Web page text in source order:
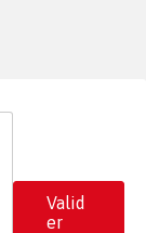
Valid
er